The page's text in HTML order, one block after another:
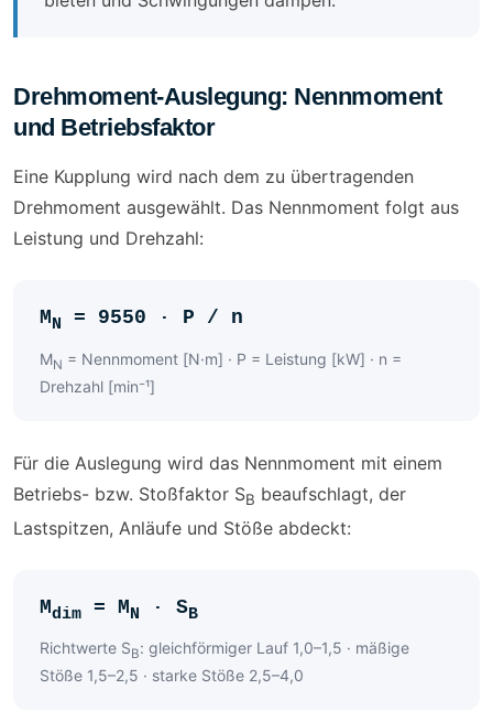
Drehmoment-Auslegung: Nennmoment
und Betriebsfaktor
Eine Kupplung wird nach dem zu übertragenden
Drehmoment ausgewählt. Das Nennmoment folgt aus
Leistung und Drehzahl:
MN = 9550 · P / n
MN = Nennmoment [N·m] · P = Leistung [kW] · n =
Drehzahl [min⁻¹]
Für die Auslegung wird das Nennmoment mit einem
Betriebs- bzw. Stoßfaktor SB beaufschlagt, der
Lastspitzen, Anläufe und Stöße abdeckt:
Mdim = MN · SB
Richtwerte SB: gleichförmiger Lauf 1,0–1,5 · mäßige
Stöße 1,5–2,5 · starke Stöße 2,5–4,0